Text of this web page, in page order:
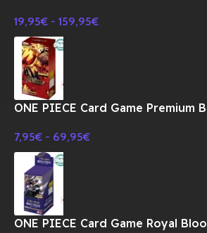
19,95€ - 159,95€
ONE PIECE Card Game Premium
JAPONES
7,95€ - 69,95€
ONE PIECE Card Game Royal